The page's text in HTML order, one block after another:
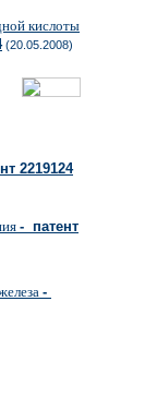
кислоты
(20.05.2008)
2219124
- патент
-